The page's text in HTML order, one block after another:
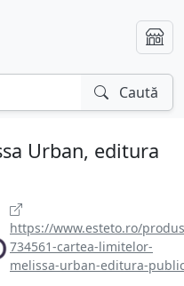
Caută
Urban, editura
https://www.esteto.ro/
734561-cartea-limitelor-
melissa-urban-editura-